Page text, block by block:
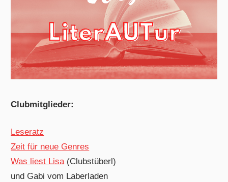
Clubmitglieder:
Leseratz
Zeit für neue Genres
Was liest Lisa(Clubstüberl)
und Gabi vom Laberladen